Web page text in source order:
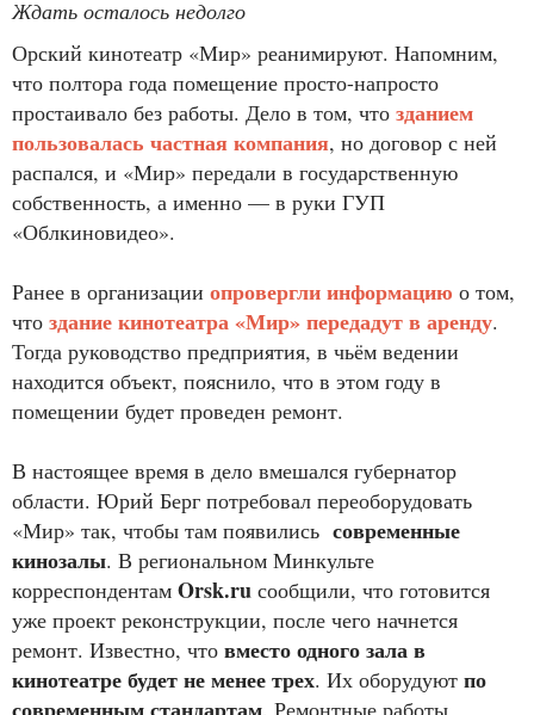
Ждать осталось недолго
Орский кинотеатр «Мир» реанимируют. Напомним,
что полтора года помещение просто-напросто
простаивало без работы. Дело в том, что зданием
пользовалась частная компания, но договор с ней
распался, и «Мир» передали в государственную
собственность, а именно — в руки ГУП
«Облкиновидео».
Ранее в организации опровергли информацию о том,
что здание кинотеатра «Мир» передадут в аренду.
Тогда руководство предприятия, в чьём ведении
находится объект, пояснило, что в этом году в
помещении будет проведен ремонт.
В настоящее время в дело вмешался губернатор
области. Юрий Берг потребовал переоборудовать
«Мир» так, чтобы там появились современные
кинозалы. В региональном Минкульте
корреспондентам Orsk.ru сообщили, что готовится
уже проект реконструкции, после чего начнется
ремонт. Известно, что вместо одного зала в
кинотеатре будет не менее трех. Их оборудуют по